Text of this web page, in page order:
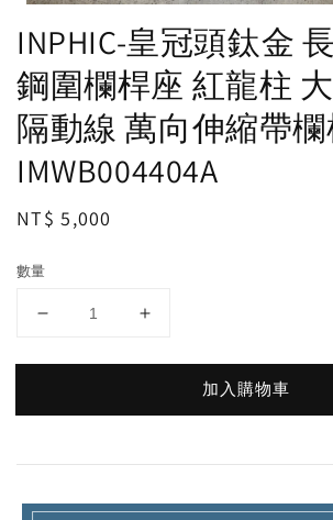
INPHIC-皇冠頭鈦金
鋼圍欄桿座 紅龍柱
隔動線 萬向伸縮帶
IMWB004404A
Regular
NT$ 5,000
數量
加入購物車